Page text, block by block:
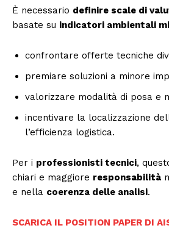
È necessario definire scale di
basate su indicatori ambientali
confrontare offerte tecniche
premiare soluzioni a minore
valorizzare modalità di posa e
incentivare la localizzazione
l’efficienza logistica.
Per i professionisti tecnici,
chiari e maggiore responsabilità
e nella coerenza delle analisi.
SCARICA IL POSITION PAPER DI